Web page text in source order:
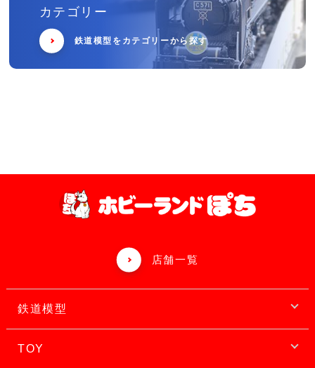
カテゴリー
鉄道模型をカテゴリーから探す
店舗一覧
鉄道模型
TOY